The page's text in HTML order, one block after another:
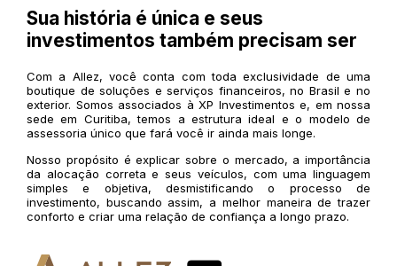
Sua história é única e seus
investimentos também precisam ser
Com a Allez, você conta com toda exclusividade de uma
boutique de soluções e serviços financeiros, no Brasil e no
exterior. Somos associados à XP Investimentos e, em nossa
sede em Curitiba, temos a estrutura ideal e o modelo de
assessoria único que fará você ir ainda mais longe.
Nosso propósito é explicar sobre o mercado, a importância
da alocação correta e seus veículos, com uma linguagem
simples e objetiva, desmistificando o processo de
investimento, buscando assim, a melhor maneira de trazer
conforto e criar uma relação de confiança a longo prazo.